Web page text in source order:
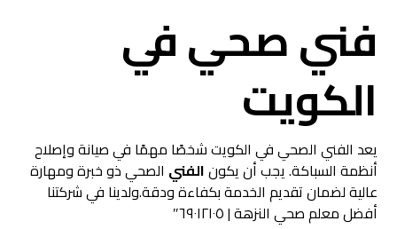
فني صحي في
الكويت
يعد الفني الصحي في الكويت شخصًا مهمًا في صيانة وإصلاح
أنظمة السباكة. يجب أن يكونالفني الصحي ذو خبرة ومهارة
عالية لضمان تقديم الخدمة بكفاءة ودقة.ولدينا في شركتنا
أفضل معلم صحي النزهة | ٦٩٠١٢١٠٥″